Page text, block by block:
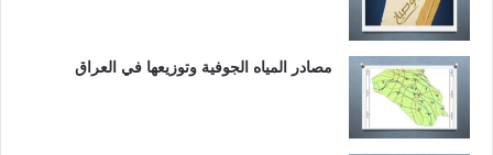
مصادر المياه الجوفية وتوزيعها في العراق